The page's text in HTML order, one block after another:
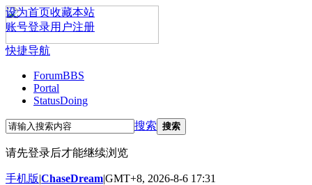
设为首页收藏本站
账号登录用户注册
快捷导航
ForumBBS
Portal
StatusDoing
搜索 搜索
请先登录后才能继续浏览
手机版|ChaseDream|GMT+8, 2026-8-6 17:31